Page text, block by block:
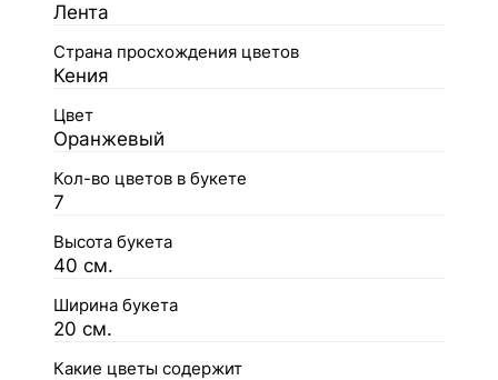
Лента
Страна просхождения цветов
Кения
Цвет
Оранжевый
Кол-во цветов в букете
7
Высота букета
40 см.
Ширина букета
20 см.
Какие цветы содержит